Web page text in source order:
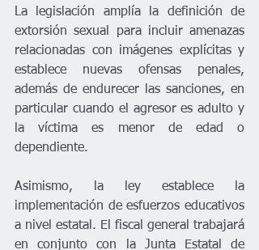
La legislación amplía la definición de
extorsión sexual para incluir amenazas
relacionadas con imágenes explícitas y
establece nuevas ofensas penales,
además de endurecer las sanciones, en
particular cuando el agresor es adulto y
la víctima es menor de edad o
dependiente.
Asimismo, la ley establece la
implementación de esfuerzos educativos
a nivel estatal. El fiscal general trabajará
en conjunto con la Junta Estatal de